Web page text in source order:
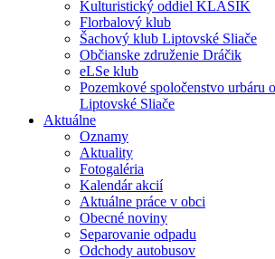
Kulturistický oddiel KLASIK
Florbalový klub
Šachový klub Liptovské Sliače
Občianske združenie Dráčik
eLSe klub
Pozemkové spoločenstvo urbáru
Liptovské Sliače
Aktuálne
Oznamy
Aktuality
Fotogaléria
Kalendár akcií
Aktuálne práce v obci
Obecné noviny
Separovanie odpadu
Odchody autobusov